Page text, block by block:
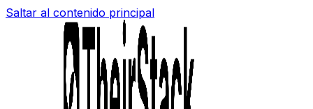
Saltar al contenido principal